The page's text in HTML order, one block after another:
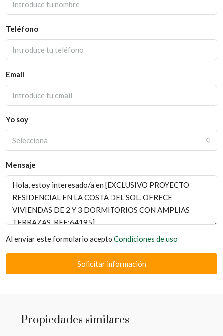
Teléfono
Email
Yo soy
Selecciona
Mensaje
Al enviar este formulario acepto Condiciones de uso
Solicitar información
Propiedades similares